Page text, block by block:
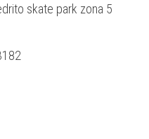
skate park zona 5